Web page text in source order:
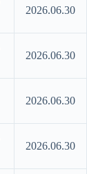
2026.06.30
2026.06.30
2026.06.30
2026.06.30